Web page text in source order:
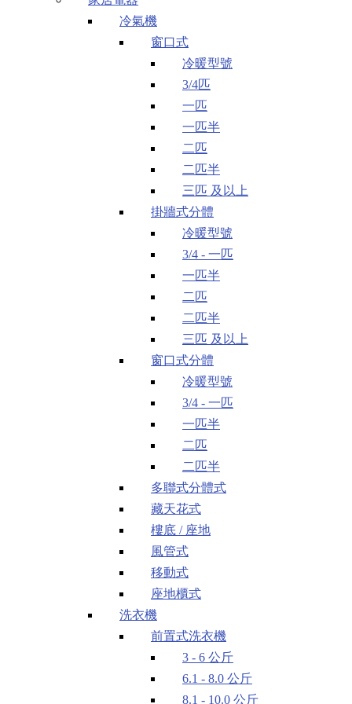
冷氣機
窗口式
冷暖型號
3/4匹
一匹
一匹半
二匹
二匹半
三匹 及以上
掛牆式分體
冷暖型號
3/4 - 一匹
一匹半
二匹
二匹半
三匹 及以上
窗口式分體
冷暖型號
3/4 - 一匹
一匹半
二匹
二匹半
多聯式分體式
藏天花式
樓底 / 座地
風管式
移動式
座地櫃式
洗衣機
前置式洗衣機
3 - 6 公斤
6.1 - 8.0 公斤
8.1 - 10.0 公斤